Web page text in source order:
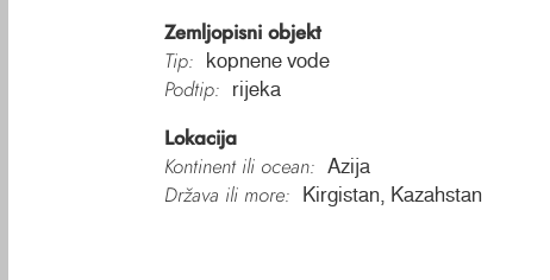
Zemljopisni objekt
Tip:
kopnene vode
Podtip: rijeka
Lokacija
Kontinent ili ocean:
Azija
Država ili more: Kirgistan, Kazahstan